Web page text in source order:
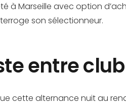
à Marseille avec option
son sélectionneur.
entre
cette alternance nuit au